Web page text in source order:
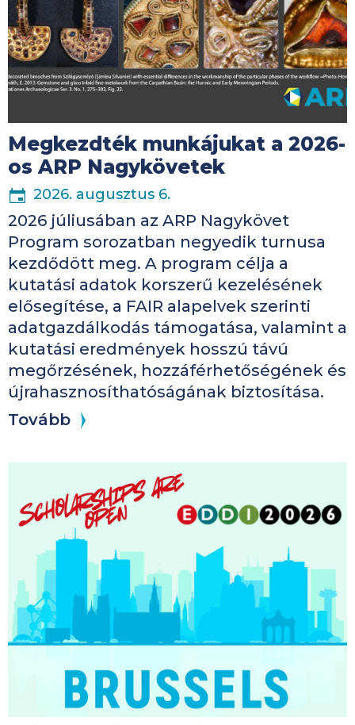
Megkezdték munkájukat a 2026-
os ARP Nagykövetek
2026. augusztus 6.
2026 júliusában az ARP Nagykövet
Program sorozatban negyedik turnusa
kezdődött meg. A program célja a
kutatási adatok korszerű kezelésének
elősegítése, a FAIR alapelvek szerinti
adatgazdálkodás támogatása, valamint a
kutatási eredmények hosszú távú
megőrzésének, hozzáférhetőségének és
újrahasznosíthatóságának biztosítása.
Tovább